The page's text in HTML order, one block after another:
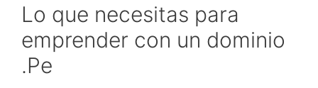
Lo que necesitas para
emprender con un dominio
.Pe